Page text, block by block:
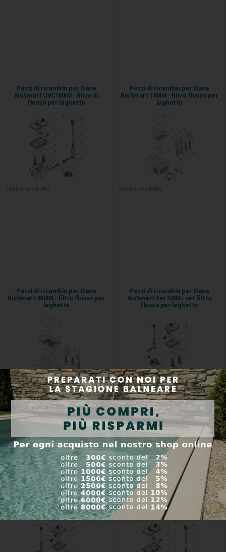
Pezzi di ricambio per Oase
BioSmart UVC16000 - filtro di
flusso per laghetto
Codice prodotto:
Pezzi di ricambio per Oase
BioSmart 18000 - filtro flusso per
laghetto
Codice prodotto:
Pezzi di ricambio per Oase
BioSmart 36000 - filtro flusso per
laghetto
Codice prodotto:
Pezzi di ricambio per Oase
BioSmart Set 5000 - set filtro
flusso per laghetto
Codice prodotto:
Pezzi di ricambio per Oase
BioSmart Set 7000 - set filtro
flusso per laghetto
Pezzi di ricambio per Oase
BioSmart Set 14000 - set filtro
flusso per laghetto